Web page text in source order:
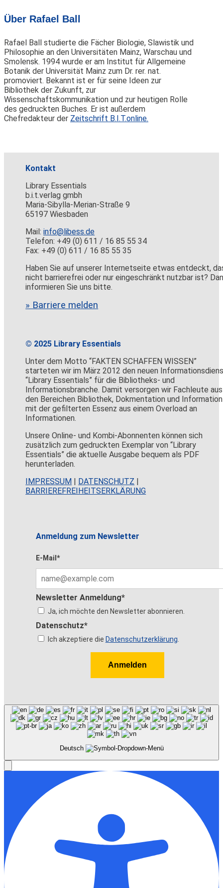
Über Rafael Ball
Rafael Ball studierte die Fächer Biologie, Slawistik und
Philosophie an den Universitäten Mainz, Warschau und
Smolensk. 1994 wurde er am Institut für Allgemeine
Botanik der Universität Mainz zum Dr. rer. nat.
promoviert. Bekannt ist er für seine Ideen zur
Bibliothek der Zukunft, zur
Wissenschaftskommunikation und zur heutigen Rolle
des gedruckten Buches. Er ist außerdem
Chefredakteur der Zeitschrift B.I.T.online.
Kontakt
Library Essentials
b.i.t.verlag gmbh
Maria-Sibylla-Merian-Straße 9
65197 Wiesbaden
Mail:info@libess.de
Telefon: +49 (0) 611 / 16 85 55 34
Fax: +49 (0) 611 / 16 85 55 35
Haben Sie auf unserer Internetseite etwas entdeckt,
nicht barrierefrei oder nur eingeschränkt nutzbar ist?
informieren Sie uns bitte.
» Barriere melden
© 2025 Library Essentials
Unter dem Motto “FAKTEN SCHAFFEN WISSEN”
starteten wir im März 2012 den neuen
“Library Essentials” für die Bibliotheks- und
Informationsbranche. Damit versorgen wir Fachleute aus
den Bereichen Bibliothek, Dokmentation und Information
mit der gefilterten Essenz aus einem Overload an
Informationen.
Unsere Online- und Kombi-Abonnenten können sich
zusätzlich zum gedruckten Exemplar von “Library
Essentials” die aktuelle Ausgabe bequem als PDF
herunterladen.
IMPRESSUM | DATENSCHUTZ |
BARRIEREFREIHEITSERKLÄRUNG
Anmeldung zum Newsletter
E-Mail*
Newsletter Anmeldung*
Ja, ich möchte den Newsletter abonnieren.
Datenschutz*
Ich akzeptiere die Datenschutzerklärung
Anmelden
Deutsch